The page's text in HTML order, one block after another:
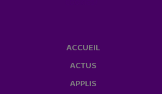
ACCUEIL
ACTUS
APPLIS